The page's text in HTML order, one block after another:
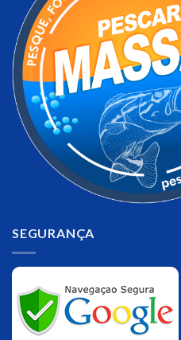
SEGURANÇA